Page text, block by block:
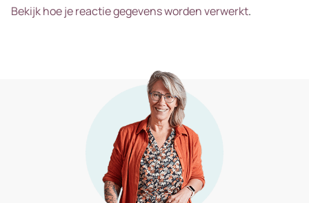
Bekijk hoe je reactie gegevens worden verwerkt.